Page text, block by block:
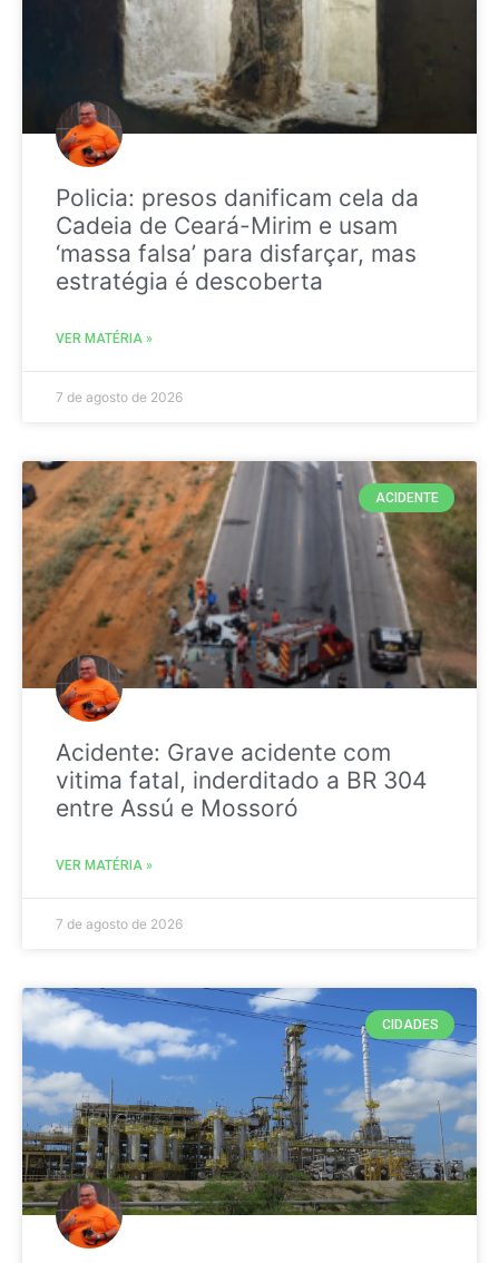
Policia: presos danificam cela da
Cadeia de Ceará-Mirim e usam
‘massa falsa’ para disfarçar, mas
estratégia é descoberta
VER MATÉRIA »
7 de agosto de 2026
ACIDENTE
Acidente: Grave acidente com
vitima fatal, inderditado a BR 304
entre Assú e Mossoró
VER MATÉRIA »
7 de agosto de 2026
CIDADES